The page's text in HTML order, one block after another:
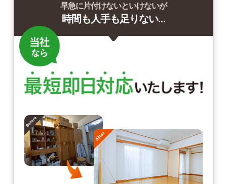
早急に片付けないといけないが
時間も人手も足りない…